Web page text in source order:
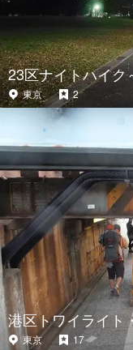
23区ナイトハイク
東京 2
港区トワイライト
東京 17